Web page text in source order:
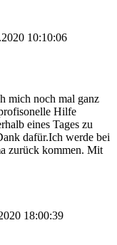
10:10:06
mich noch mal ganz
Hilfe
eines Tages zu
dafür.Ich werde bei
zurück kommen. Mit
18:00:39